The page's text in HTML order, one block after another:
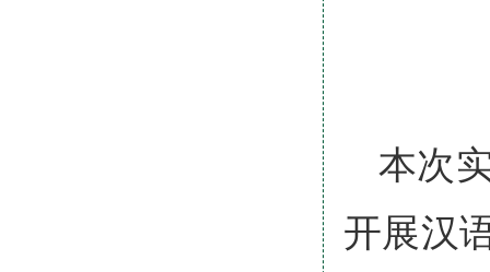
本次
开展汉